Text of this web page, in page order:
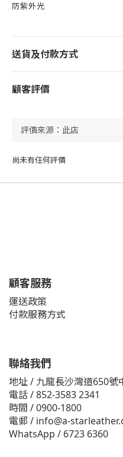
防紫外光
送貨及付款方式
顧客評價
尚未有任何評價
顧客服務
運送政策
付款服務方式
聯絡我們
地址 / 九龍長沙灣道650號
電話 / 852-3583 2341
時間 / 0900-1800
電郵 / info@a-
WhatsApp / 6723 6360